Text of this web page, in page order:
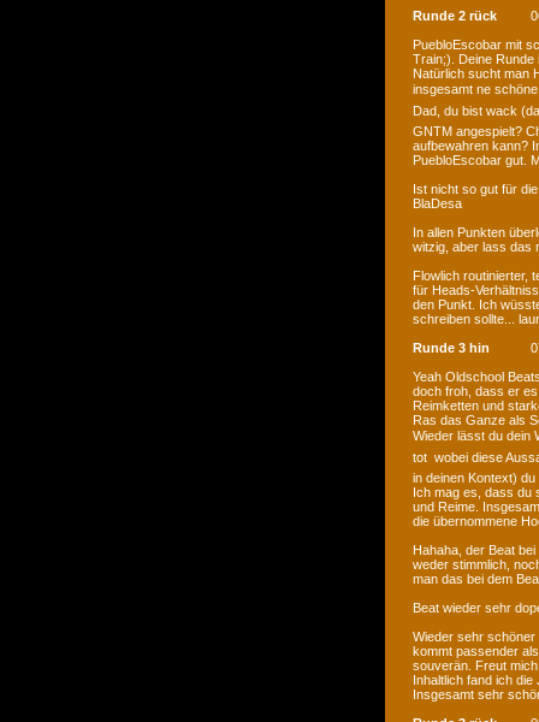
Runde 2 rück
PuebloEscobar mit
Train;). Deine Runde
Natürlich sucht man
insgesamt ne
Dad, du bist wack
GNTM angespielt?
aufbewahren kann?
PuebloEscobar gut.
Ist nicht so gut für
BlaDesa
In allen Punkten
witzig, aber lass das
Flowlich routinierter,
für Heads-
den Punkt. Ich
schreiben sollte...
Runde 3 hin
Yeah Oldschool
doch froh, dass er
Reimketten und
Ras das Ganze als
Wieder lässt du dein
tot  wobei diese
in deinen Kontext)
Ich mag es, dass du
und Reime.
die übernommene
Hahaha, der Beat
weder stimmlich,
man das bei dem
Beat wieder sehr
Wieder sehr schöner
kommt passender
souverän. Freut
Inhaltlich fand ich
Insgesamt sehr